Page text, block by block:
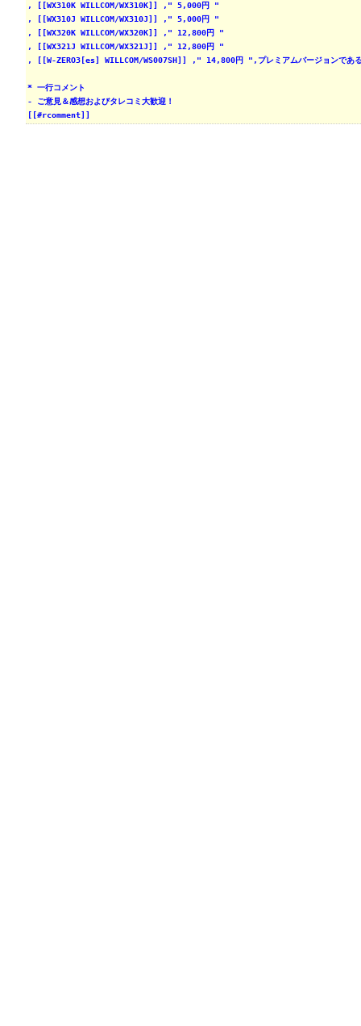
, [[WX310K WILLCOM/WX310K]] ," 5,000円 "
, [[WX310J WILLCOM/WX310J]] ," 5,000円 "
, [[WX320K WILLCOM/WX320K]] ," 12,800円 "
, [[WX321J WILLCOM/WX321J]] ," 12,800円 "
, [[W-ZERO3[es] WILLCOM/WS007SH]] ," 14,800円 ",プレミアムバージョンであ
* 一行コメント
- ご意見＆感想およびタレコミ大歓迎！
[[#rcomment]]